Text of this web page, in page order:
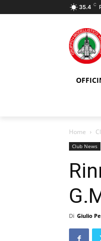
35.4 C
Home
Club News
Di Giulio